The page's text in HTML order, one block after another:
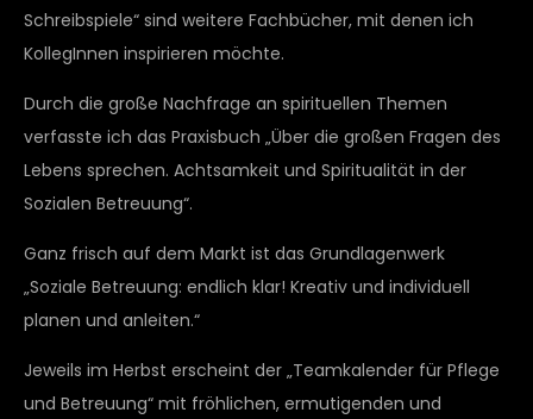
Schreibspiele“ sind weitere Fachbücher, mit denen ich
KollegInnen inspirieren möchte.
Durch die große Nachfrage an spirituellen Themen
verfasste ich das Praxisbuch „Über die großen Fragen des
Lebens sprechen. Achtsamkeit und Spiritualität in der
Sozialen Betreuung“.
Ganz frisch auf dem Markt ist das Grundlagenwerk
„Soziale Betreuung: endlich klar! Kreativ und individuell
planen und anleiten.“
Jeweils im Herbst erscheint der „Teamkalender für Pflege
und Betreuung“ mit fröhlichen, ermutigenden und